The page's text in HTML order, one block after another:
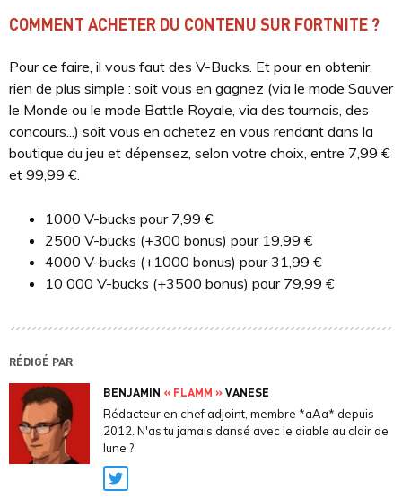
COMMENT ACHETER DU CONTENU SUR FORTNITE ?
Pour ce faire, il vous faut des V-Bucks. Et pour en obtenir,
rien de plus simple : soit vous en gagnez (via le mode Sauver
le Monde ou le mode Battle Royale, via des tournois, des
concours...) soit vous en achetez en vous rendant dans la
boutique du jeu et dépensez, selon votre choix, entre 7,99 €
et 99,99 €.
1000 V-bucks pour 7,99 €
2500 V-bucks (+300 bonus) pour 19,99 €
4000 V-bucks (+1000 bonus) pour 31,99 €
10 000 V-bucks (+3500 bonus) pour 79,99 €
RÉDIGÉ PAR
BENJAMIN « FLAMM »VANESE
Rédacteur en chef adjoint, membre *aAa* depuis
2012. N'as tu jamais dansé avec le diable au clair de
lune ?
Twitter